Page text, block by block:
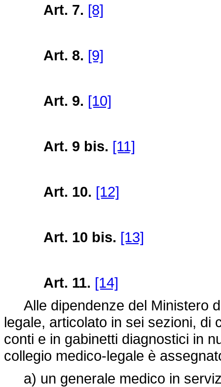
Art. 7. [8]
Art. 8. [9]
Art. 9. [10]
Art. 9 bis. [11]
Art. 10. [12]
Art. 10 bis. [13]
Art. 11. [14]
Alle dipendenze del Ministero
legale, articolato in sei sezioni, di
conti e in gabinetti diagnostici in
collegio medico-legale è
a) un generale medico in